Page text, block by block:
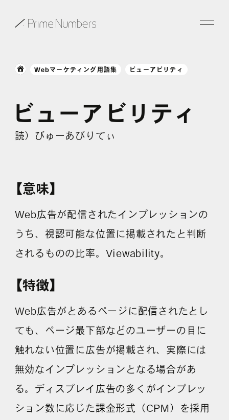
事例紹介
お役立ち情報
採用情報
各種ご相談
セミナー申し込み
Webマーケティング用語集 ビューアビリティ
ビューアビリティ
読）びゅーあびりてぃ
【意味】
Web広告が配信されたインプレッションの
うち、視認可能な位置に掲載されたと判断
されるものの比率。Viewability。
【特徴】
Web広告がとあるページに配信されたとし
ても、ページ最下部などのユーザーの目に
触れない位置に広告が掲載され、実際には
無効なインプレッションとなる場合があ
る。ディスプレイ広告の多くがインプレッ
ション数に応じた課金形式（CPM）を採用